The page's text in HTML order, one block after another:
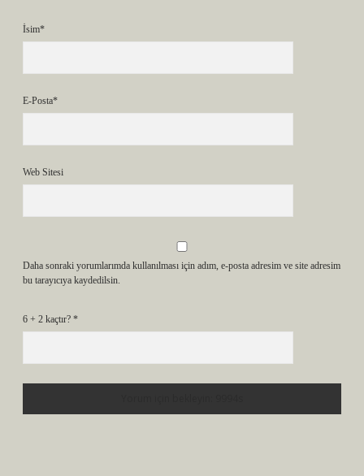
İsim*
E-Posta*
Web Sitesi
Daha sonraki yorumlarımda kullanılması için adım, e-posta adresim ve site adresim
bu tarayıcıya kaydedilsin.
6 + 2 kaçtır? *